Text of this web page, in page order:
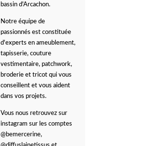
bassin d'Arcachon.
Notre équipe de
passionnés est constituée
d'experts en ameublement,
tapisserie, couture
vestimentaire, patchwork,
broderie et tricot qui vous
conseillent et vous aident
dans vos projets.
Vous nous retrouvez sur
instagram sur les comptes
@bemercerine,